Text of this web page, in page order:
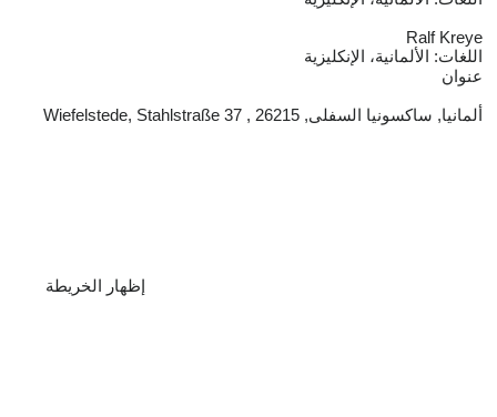
Ralf Kreye
اللغات: الألمانية، الإنكليزية
عنوان
ألمانيا, ساكسونيا السفلى, 26215 , Wiefelstede, Stahlstraße 37
إظهار الخريطة